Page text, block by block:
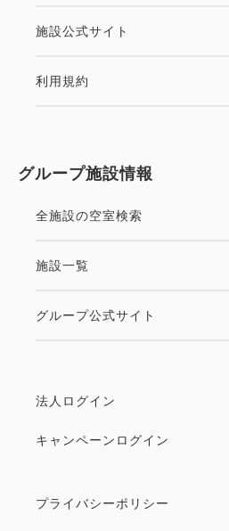
施設公式サイト
利用規約
グループ施設情報
全施設の空室検索
施設一覧
グループ公式サイト
法人ログイン
キャンペーンログイン
プライバシーポリシー